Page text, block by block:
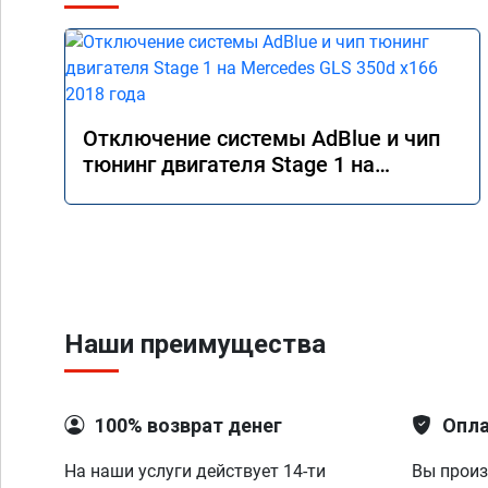
Отключение системы AdBlue и чип
тюнинг двигателя Stage 1 на
Наши преимущества
100% возврат денег
На наши услуги действует 14-ти
Вы